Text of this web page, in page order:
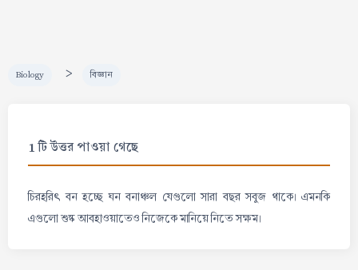
Biology > বিজ্ঞান
1 টি উত্তর পাওয়া গেছে
চিরহরিৎ বন হচ্ছে ঘন বনাঞ্চল যেগুলো সারা বছর সবুজ থাকে। এমনকি
এগুলো শুষ্ক আবহাওয়াতেও নিজেকে মানিয়ে নিতে সক্ষম।